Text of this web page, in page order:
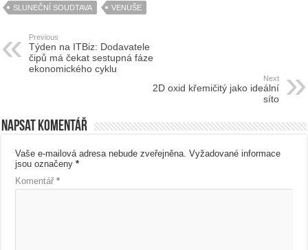
SLUNEČNÍ SOUDTAVA
VENUŠE
Previous
Týden na ITBiz: Dodavatele
čipů má čekat sestupná fáze
ekonomického cyklu
Next
2D oxid křemičitý jako ideální
síto
Napsat komentář
Vaše e-mailová adresa nebude zveřejněna. Vyžadované informace
jsou označeny*
Komentář*